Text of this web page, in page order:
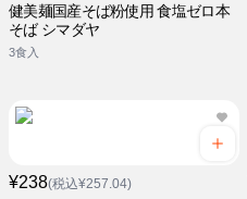
健美麺国産そば粉使用 食塩ゼロ本
そば シマダヤ
3食入
¥238(税込¥257.04)